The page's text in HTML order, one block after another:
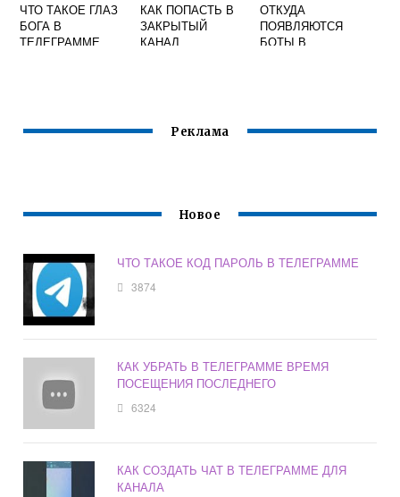
ЧТО ТАКОЕ ГЛАЗ
БОГА В
ТЕЛЕГРАММЕ
КАК ПОПАСТЬ В
ЗАКРЫТЫЙ
КАНАЛ
ОТКУДА
ПОЯВЛЯЮТСЯ
БОТЫ В
Реклама
Новое
ЧТО ТАКОЕ КОД ПАРОЛЬ В ТЕЛЕГРАММЕ
3874
КАК УБРАТЬ В ТЕЛЕГРАММЕ ВРЕМЯ
ПОСЕЩЕНИЯ ПОСЛЕДНЕГО
6324
КАК СОЗДАТЬ ЧАТ В ТЕЛЕГРАММЕ ДЛЯ
КАНАЛА